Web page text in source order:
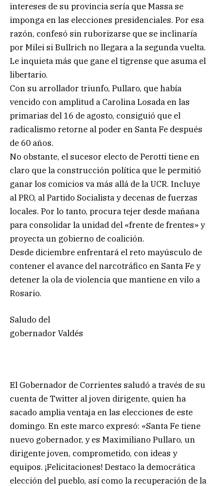
intereses de su provincia sería que Massa se
imponga en las elecciones presidenciales. Por esa
razón, confesó sin ruborizarse que se inclinaría
por Milei si Bullrich no llegara a la segunda vuelta.
Le inquieta más que gane el tigrense que asuma el
libertario.
Con su arrollador triunfo, Pullaro, que había
vencido con amplitud a Carolina Losada en las
primarias del 16 de agosto, consiguió que el
radicalismo retorne al poder en Santa Fe después
de 60 años.
No obstante, el sucesor electo de Perotti tiene en
claro que la construcción política que le permitió
ganar los comicios va más allá de la UCR. Incluye
al PRO, al Partido Socialista y decenas de fuerzas
locales. Por lo tanto, procura tejer desde mañana
para consolidar la unidad del «frente de frentes» y
proyecta un gobierno de coalición.
Desde diciembre enfrentará el reto mayúsculo de
contener el avance del narcotráfico en Santa Fe y
detener la ola de violencia que mantiene en vilo a
Rosario.
Saludo del
gobernador Valdés
El Gobernador de Corrientes saludó a través de su
cuenta de Twitter al joven dirigente, quien ha
sacado amplia ventaja en las elecciones de este
domingo. En este marco expresó: «Santa Fe tiene
nuevo gobernador, y es Maximiliano Pullaro, un
dirigente joven, comprometido, con ideas y
equipos. ¡Felicitaciones! Destaco la democrática
elección del pueblo, así como la recuperación de la